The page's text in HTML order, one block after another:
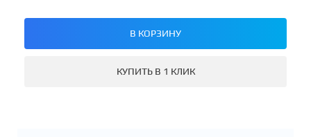
В КОРЗИНУ
КУПИТЬ В 1 КЛИК